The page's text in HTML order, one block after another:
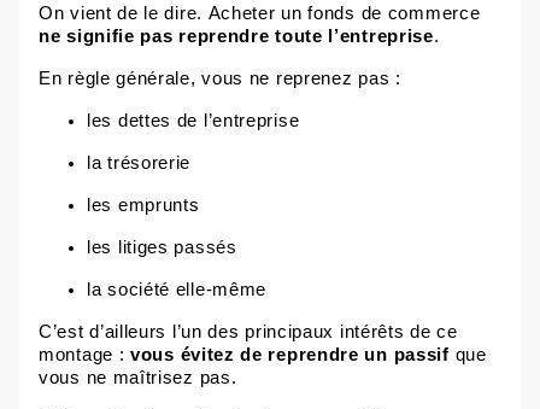
On vient de le dire. Acheter un fonds de commerce
ne signifie pas reprendre toute l’entreprise.
En règle générale, vous ne reprenez pas :
les dettes de l’entreprise
latrésorerie
les emprunts
les litiges passés
lasociété elle-même
C’est d’ailleurs l’un des principaux intérêts de ce
montage : vous évitez de reprendre un passif que
vous ne maîtrisez pas.